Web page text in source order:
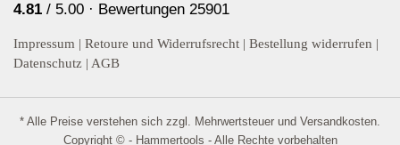
4.81 / 5.00 · Bewertungen 25901
Impressum | Retoure und Widerrufsrecht | Bestellung widerrufen |
Datenschutz | AGB
* Alle Preise verstehen sich zzgl. Mehrwertsteuer und Versandkosten.
Copyright © - Hammertools - Alle Rechte vorbehalten